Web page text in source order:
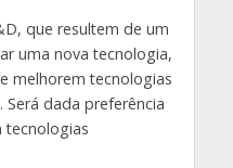
que resultem de um
uma nova tecnologia,
melhorem tecnologias
dada preferência
tecnologias